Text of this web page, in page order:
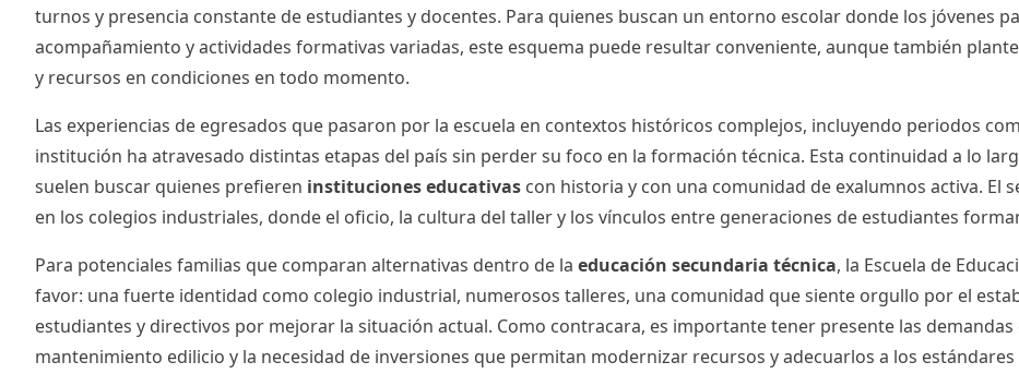
turnos y presencia constante de estudiantes y docentes. Para quienes buscan un entorno escolar donde los jóvenes
acompañamiento y actividades formativas variadas, este esquema puede resultar conveniente, aunque también
y recursos en condiciones en todo momento.
Las experiencias de egresados que pasaron por la escuela en contextos históricos complejos, incluyendo periodos
institución ha atravesado distintas etapas del país sin perder su foco en la formación técnica. Esta continuidad a lo
suelen buscar quienes prefieren instituciones educativas con historia y con una comunidad de exalumnos activa. El
en los colegios industriales, donde el oficio, la cultura del taller y los vínculos entre generaciones de estudiantes
Para potenciales familias que comparan alternativas dentro de la educación secundaria técnica, la Escuela de
favor: una fuerte identidad como colegio industrial, numerosos talleres, una comunidad que siente orgullo por el
estudiantes y directivos por mejorar la situación actual. Como contracara, es importante tener presente las
mantenimiento edilicio y la necesidad de inversiones que permitan modernizar recursos y adecuarlos a los